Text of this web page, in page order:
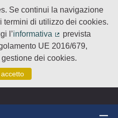
Se continui la navigazione
termini di utilizzo dei cookies.
l’informativa
(Collegamento
prevista
UE 2016/679,
dei cookies.